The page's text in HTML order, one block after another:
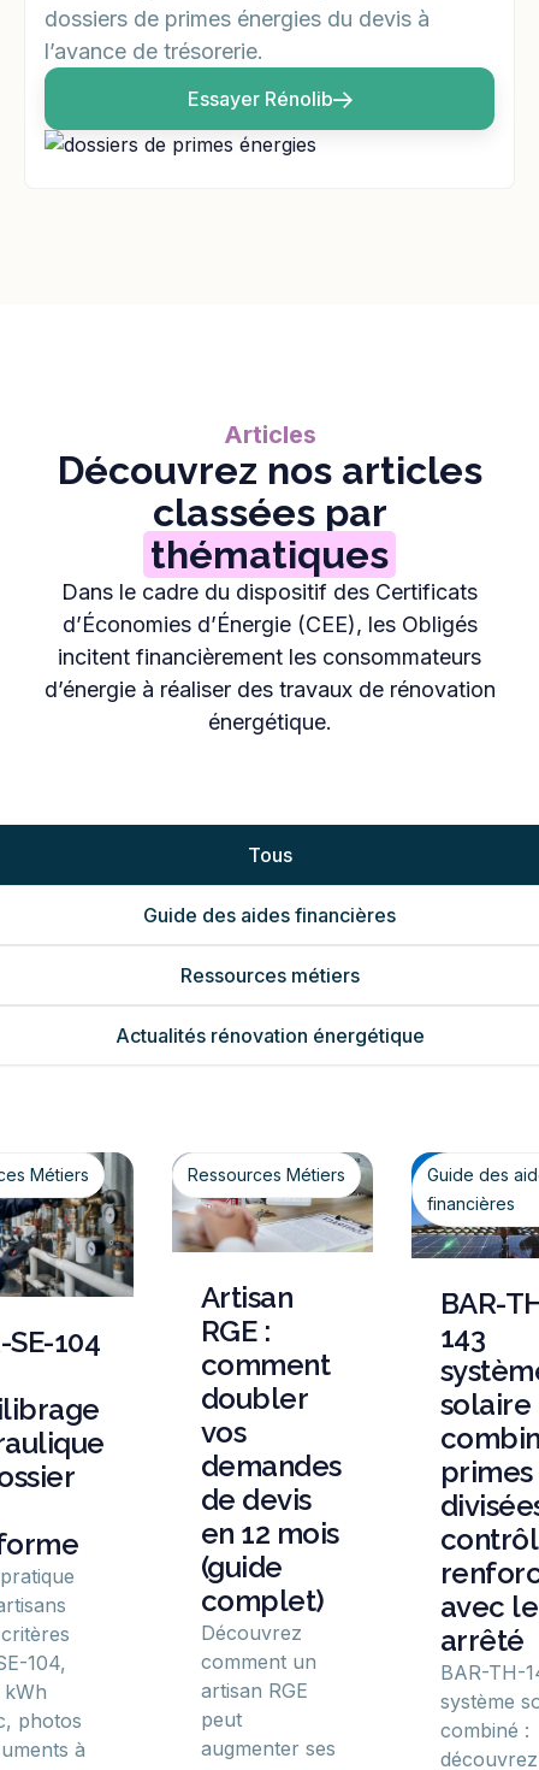
dossiers de primes énergies du devis à
l’avance de trésorerie.
Essayer Rénolib
Articles
Découvrez nos articles
classées par
thématiques
Dans le cadre du dispositif des Certificats
d’Économies d’Énergie (CEE), les Obligés
incitent financièrement les consommateurs
d’énergie à réaliser des travaux de rénovation
énergétique.
Tous
Guide des aides financières
Ressources métiers
Actualités rénovation énergétique
SE-104
104,
photos
à
Métiers
Artisan
RGE :
comment
doubler
vos
demandes
de devis
en 12 mois
(guide
complet)
Découvrez
comment un
artisan RGE
peut
augmenter ses
Ressources Métiers
BAR-
143
solaire
primes
avec
arrêté
BAR-TH-
système
combiné :
découvrez
Guide des
financières